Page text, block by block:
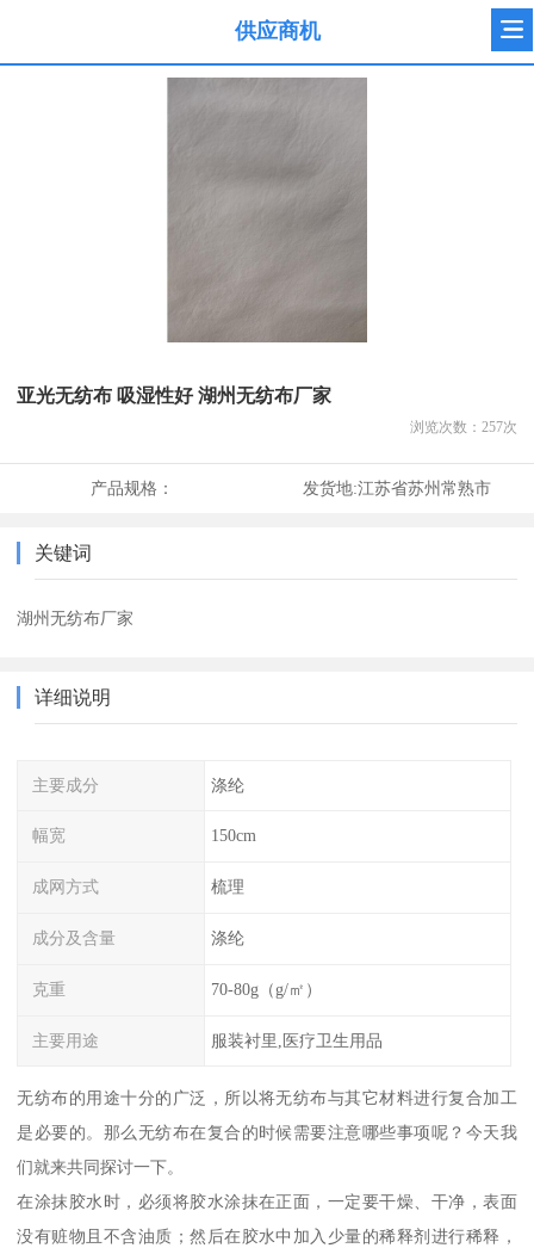
供应商机
亚光无纺布 吸湿性好 湖州无纺布厂家
浏览次数： 257次
产品规格： 发货地:江苏省苏州常熟市
关键词
湖州无纺布厂家
详细说明
主要成分 涤纶
幅宽 150cm
成网方式 梳理
成分及含量 涤纶
克重 70-80g（g/㎡）
主要用途 服装衬里,医疗卫生用品
无纺布的用途十分的广泛，所以将无纺布与其它材料进行复合加工
是必要的。那么无纺布在复合的时候需要注意哪些事项呢？今天我
们就来共同探讨一下。
在涂抹胶水时，必须将胶水涂抹在正面，一定要干燥、干净，表面
没有赃物且不含油质；然后在胶水中加入少量的稀释剂进行稀释，